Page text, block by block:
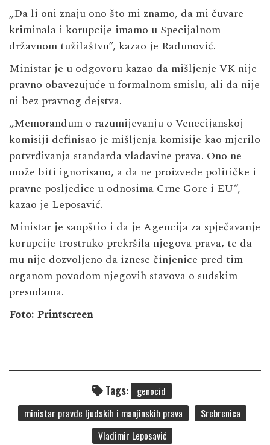
„Da li oni znaju ono što mi znamo, da mi čuvare
kriminala i korupcije imamo u Specijalnom
državnom tužilaštvu”, kazao je Radunović.
Ministar je u odgovoru kazao da mišljenje VK nije
pravno obavezujuće u formalnom smislu, ali da nije
ni bez pravnog dejstva.
„Memorandum o razumijevanju o Venecijanskoj
komisiji definisao je mišljenja komisije kao mjerilo
potvrđivanja standarda vladavine prava. Ono ne
može biti ignorisano, a da ne proizvede političke i
pravne posljedice u odnosima Crne Gore i EU“,
kazao je Leposavić.
Ministar je saopštio i da je Agencija za spječavanje
korupcije trostruko prekršila njegova prava, te da
mu nije dozvoljeno da iznese činjenice pred tim
organom povodom njegovih stavova o sudskim
presudama.
Foto: Printscreen
Tags:
genocid
ministar pravde ljudskih i manjinskih prava
Srebrenica
Vladimir Leposavić